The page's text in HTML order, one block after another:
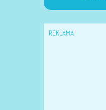
REKLAMA